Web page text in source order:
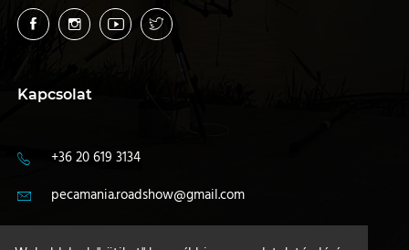
Kapcsolat
+36 20 619 3134
pecamania.roadshow@gmail.com
4400 Nyíregyháza